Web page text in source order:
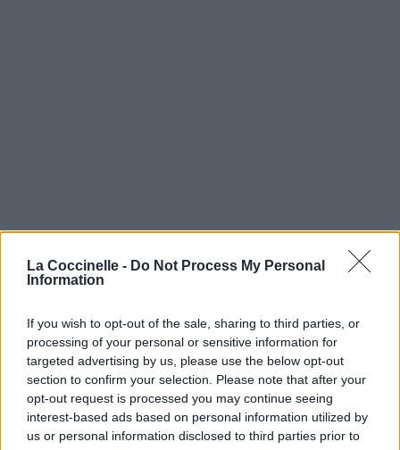
La Coccinelle - Do Not Process My Personal
Information
If you wish to opt-out of the sale, sharing to third parties, or
processing of your personal or sensitive information for
targeted advertising by us, please use the below opt-out
section to confirm your selection. Please note that after your
opt-out request is processed you may continue seeing
interest-based ads based on personal information utilized by
us or personal information disclosed to third parties prior to